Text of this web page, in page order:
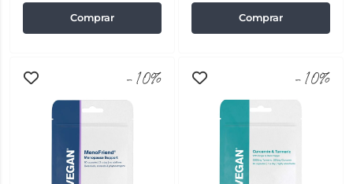
Comprar Comprar
-10% -10%